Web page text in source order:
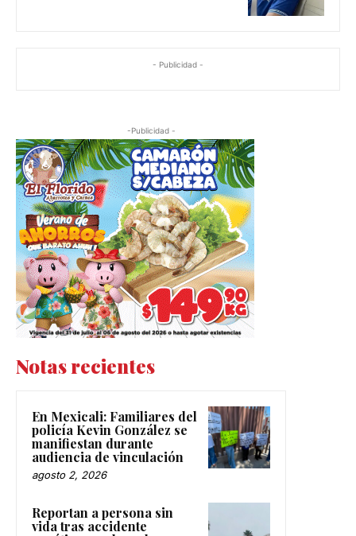
- Publicidad -
-Publicidad -
Notas recientes
En Mexicali: Familiares del
policía Kevin González se
manifiestan durante
audiencia de vinculación
agosto 2, 2026
Reportan a persona sin
vida tras accidente